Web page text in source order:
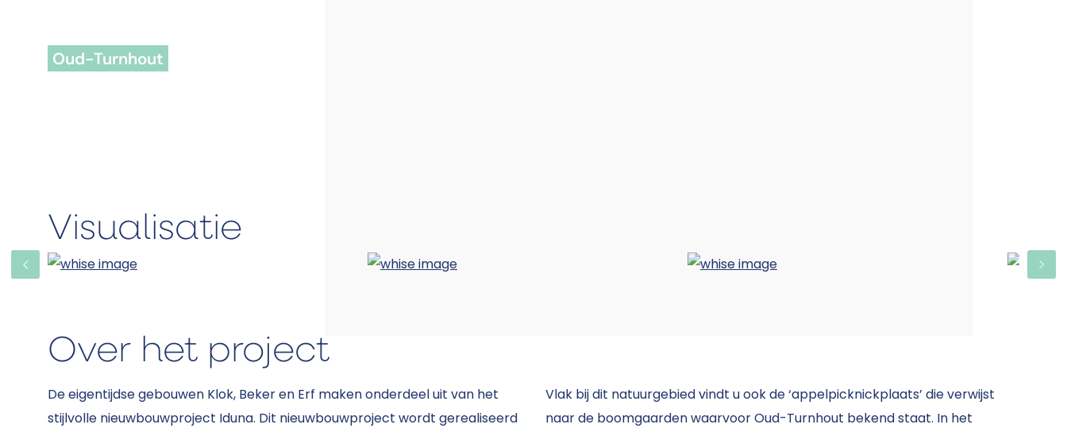
Oud-Turnhout
Visualisatie
Over het project
De eigentijdse gebouwen Klok, Beker en Erf maken onderdeel uit van het
stijlvolle nieuwbouwproject Iduna. Dit nieuwbouwproject wordt gerealiseerd
Vlak bij dit natuurgebied vindt u ook de ‘appelpicknickplaats’ die verwijst
naar de boomgaarden waarvoor Oud-Turnhout bekend staat. In het